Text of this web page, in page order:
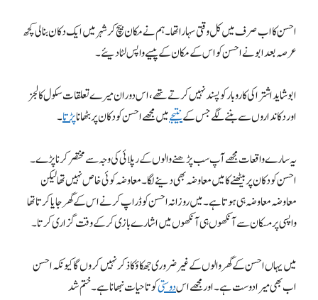
احسن کا اب صرف میں کل وقتی سہارا تھا۔ ہم نے مکان بیچ کر شہر میں ایک دکان بنا لی کچھ
عرصہ بعد ابو نے احسن کو اس کے مکان کے پیسے واپس لٹا دیئے۔
ابو شاید اشتراکی کاروبار کو پسند نہیں کرتے تھے، اس دوران میرے تعلقات سکول کالجز
اور دکانداروں سے بننے لگے جس کےنتیجےمیں مجھے احسن کو دکان پر بٹھاناپڑتا۔
یہ سارے واقعات مجھے آپ سب پڑھنے والوں کے رپلائی کی وجہ سے مختصر کرنا پڑے۔
احسن کو دکان پر بیٹھنے کا میں معاوضہ بھی دینے لگا۔ معاوضہ کوئی خاص نہیں تھا لیکن
معاوضہ معاوضہ ہی ہوتا ہے۔ میں روزانہ احسن کو ڈراپ کرنے اس کے گھر جایا کرتا تھا
واپسی پر مسکان سے آنکھوں ہی آنکھوں میں اشارے بازی کرکے وقت گزاری کرتا۔
میں یہاں احسن کے گھر والوں کے غیر ضروری جھکاؤ کا ذکر نہیں کروں گا کیونکہ احسن
اب بھی میرا دوست ہے۔ اور مجھے اسدوستیکو تاحیات نبھانا ہے۔ختم شد